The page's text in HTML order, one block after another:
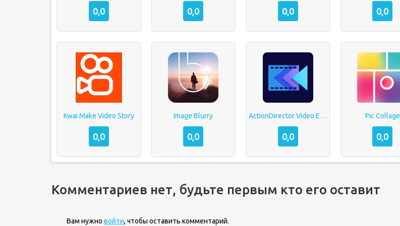
0,0 0,0 0,0 0,0
Kwai Make Video Story
0,0
Image Blurry
0,0
ActionDirector Video Editor
0,0
Pic Collage
0,0
Комментариев нет, будьте первым кто его оставит
Вам нужно войти, чтобы оставить комментарий.